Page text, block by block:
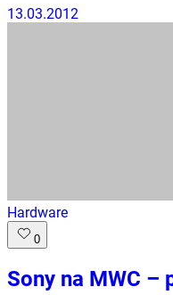
13.03.2012
Hardware
0
Sony na MWC –